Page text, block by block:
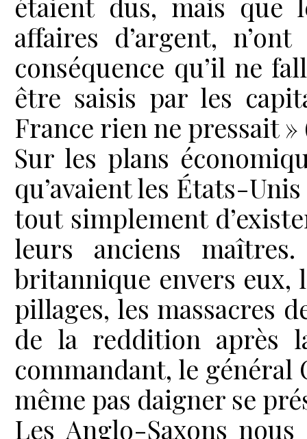
affaires d’argent,
conséquence qu’il ne
être saisis par les
France rien ne pressait »
Sur les plans
qu’avaient les États-
tout simplement
leurs anciens
britannique envers eux,
pillages, les massacres
de la reddition après
commandant, le
même pas daigner se
Les Anglo-Saxons